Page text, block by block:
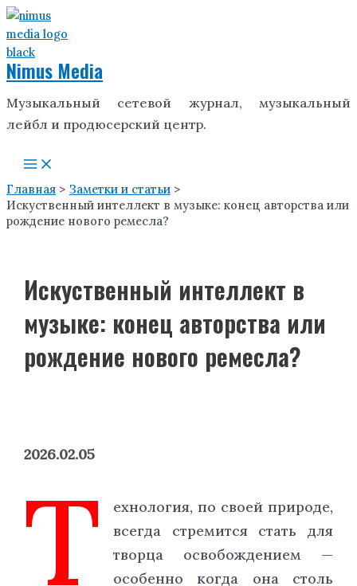
Перейти
к
содержимому
Nimus Media
Музыкальный сетевой журнал, музыкальный
лейбл и продюсерский центр.
Main
Menu
Главная
Заметки и статьи
Иcкуственный интеллект в музыке: конец авторства или
рождение нового ремесла?
Иcкуственный интеллект в
музыке: конец авторства или
рождение нового ремесла?
2026.02.05
Т
ехнология, по своей природе,
всегда стремится стать для
творца освобождением —
особенно когда она столь